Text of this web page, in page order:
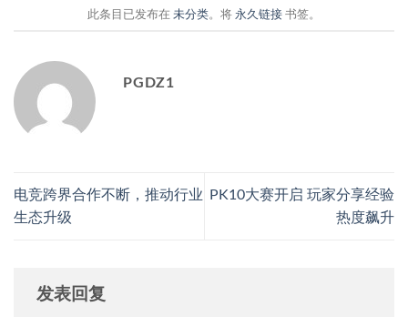
此条目已发布在 未分类。将 永久链接 书签。
PGDZ1
电竞跨界合作不断，推动行业
生态升级
PK10大赛开启 玩家分享经验
热度飙升
发表回复